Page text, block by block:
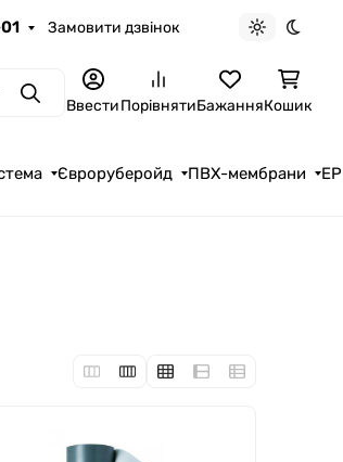
Замовити дзвінок
Light theme
Dark
ПошукВвестиПорівнятиБажанняКошик
Євроруберойд ПВХ-мембрани